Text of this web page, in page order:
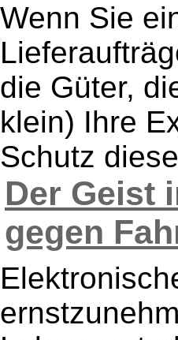
Wenn Sie
die Güter,
klein) Ihre
Schutz
Der Geist
gegen